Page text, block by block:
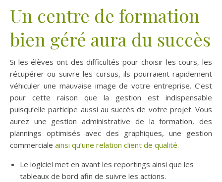
Un centre de formation
bien géré aura du succès
Si les élèves ont des difficultés pour choisir les cours, les
récupérer ou suivre les cursus, ils pourraient rapidement
véhiculer une mauvaise image de votre entreprise. C’est
pour cette raison que la gestion est indispensable
puisqu’elle participe aussi au succès de votre projet. Vous
aurez une gestion administrative de la formation, des
plannings optimisés avec des graphiques, une gestion
commerciale ainsi qu’une relation client de qualité.
Le logiciel met en avant les reportings ainsi que les
tableaux de bord afin de suivre les actions.